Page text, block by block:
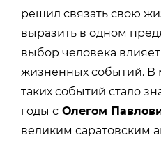
решил связать свою
выразить в одном
выбор человека
жизненных событий. В
таких событий стало
годы с Олегом
великим саратовским